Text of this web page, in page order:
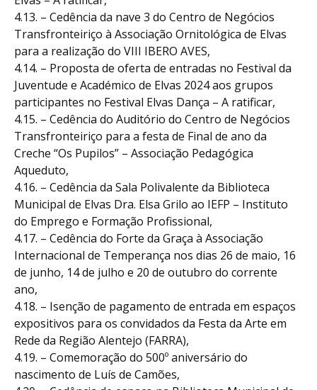
4.13. – Cedência da nave 3 do Centro de Negócios
Transfronteiriço à Associação Ornitológica de Elvas
para a realização do VIII IBERO AVES,
4.14. – Proposta de oferta de entradas no Festival da
Juventude e Académico de Elvas 2024 aos grupos
participantes no Festival Elvas Dança – A ratificar,
4.15. – Cedência do Auditório do Centro de Negócios
Transfronteiriço para a festa de Final de ano da
Creche “Os Pupilos” – Associação Pedagógica
Aqueduto,
4.16. – Cedência da Sala Polivalente da Biblioteca
Municipal de Elvas Dra. Elsa Grilo ao IEFP – Instituto
do Emprego e Formação Profissional,
4.17. – Cedência do Forte da Graça à Associação
Internacional de Temperança nos dias 26 de maio, 16
de junho, 14 de julho e 20 de outubro do corrente
ano,
4.18. – Isenção de pagamento de entrada em espaços
expositivos para os convidados da Festa da Arte em
Rede da Região Alentejo (FARRA),
4.19. – Comemoração do 500º aniversário do
nascimento de Luís de Camões,